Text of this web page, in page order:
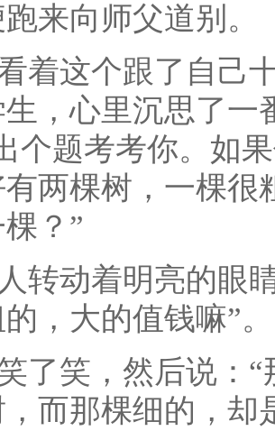
来向师父道别。
着这个跟了自己
，心里沉思了一
个题考考你。如
两棵树，一棵很
？”
转动着明亮的眼
，大的值钱嘛”。
了笑，然后说：
而那棵细的，却